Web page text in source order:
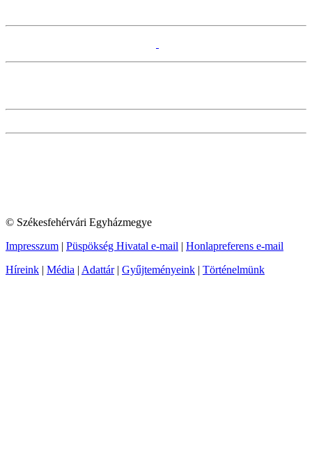
© Székesfehérvári Egyházmegye
Impresszum | Püspökség Hivatal e-mail | Honlapreferens e-mail
Híreink | Média | Adattár| Gyűjteményeink | Történelmünk